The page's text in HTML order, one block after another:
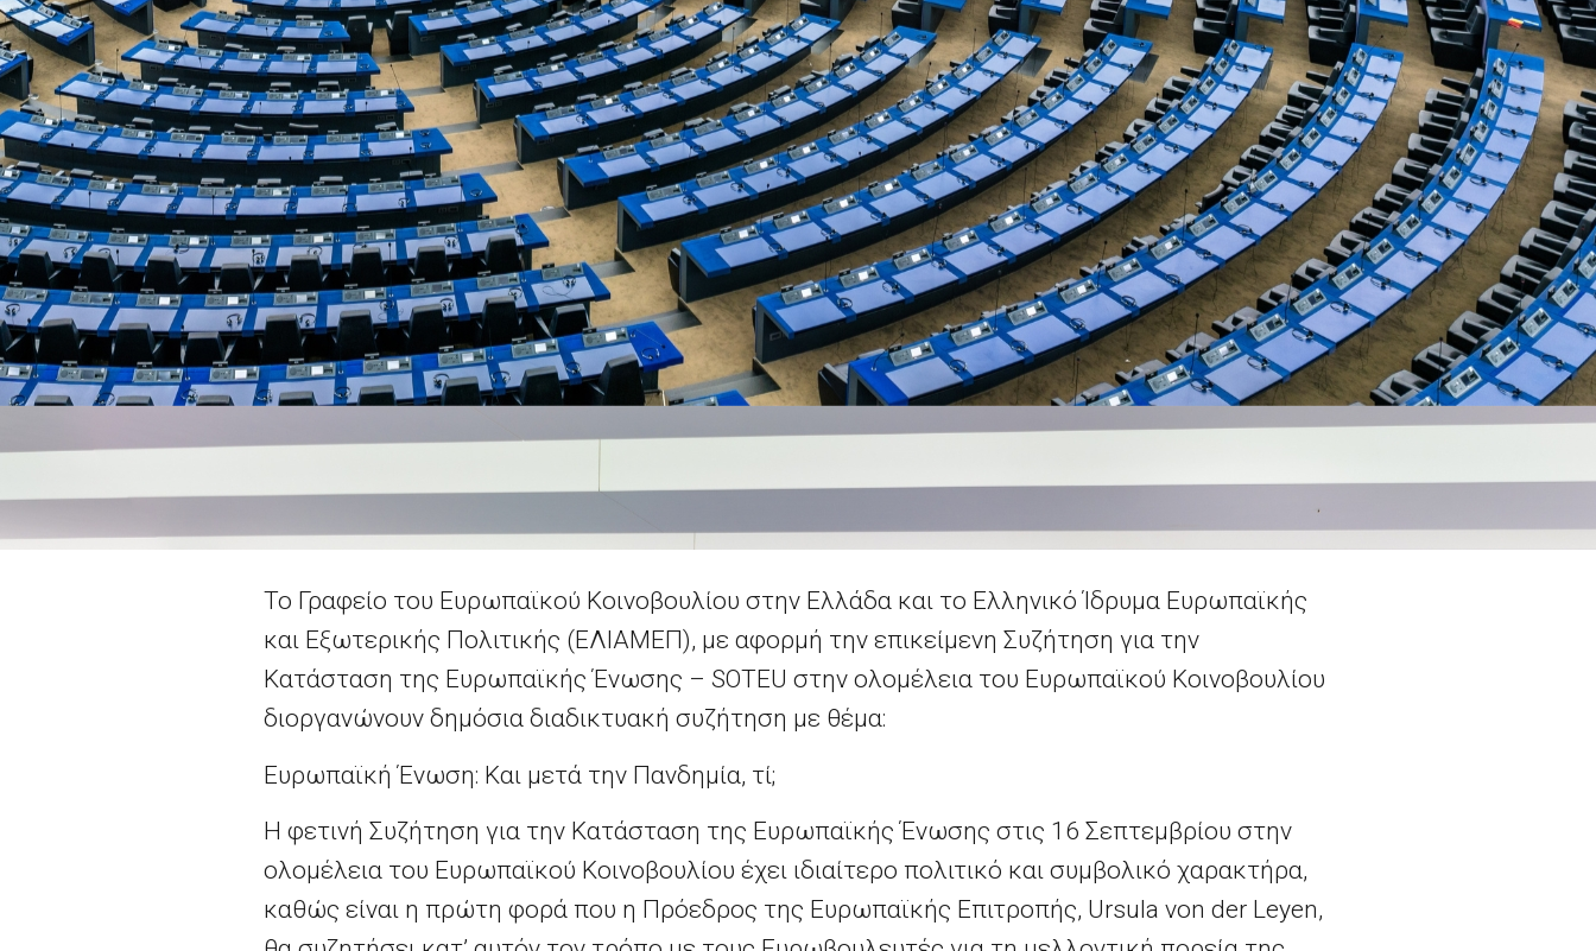
Το Γραφείο του Ευρωπαϊκού Κοινοβουλίου στην Ελλάδα και τo Ελληνικό Ίδρυμα Ευρωπαϊκής
και Εξωτερικής Πολιτικής (ΕΛΙΑΜΕΠ), με αφορμή την επικείμενη Συζήτηση για την
Κατάσταση της Ευρωπαϊκής Ένωσης – SOTEU στην ολομέλεια του Ευρωπαϊκού Κοινοβουλίου
διοργανώνουν δημόσια διαδικτυακή συζήτηση με θέμα:
Ευρωπαϊκή Ένωση: Και μετά την Πανδημία, τί;
Η φετινή Συζήτηση για την Κατάσταση της Ευρωπαϊκής Ένωσης στις 16 Σεπτεμβρίου στην
ολομέλεια του Ευρωπαϊκού Κοινοβουλίου έχει ιδιαίτερο πολιτικό και συμβολικό χαρακτήρα,
καθώς είναι η πρώτη φορά που η Πρόεδρος της Ευρωπαϊκής Επιτροπής, Ursula von der Leyen,